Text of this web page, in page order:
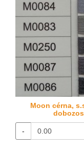
Moon cérna,
-